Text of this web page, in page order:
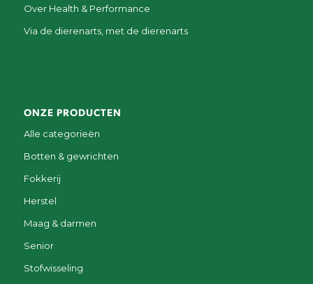
Over Health & Performance
Via de dierenarts, met de dierenarts
ONZE PRODUCTEN
Alle categorieën
Botten & gewrichten
Fokkerij
Herstel
Maag & darmen
Senior
Stofwisseling